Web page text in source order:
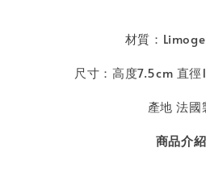
材質：
尺寸：高度7.5cm 直
產地 法國
商品介紹